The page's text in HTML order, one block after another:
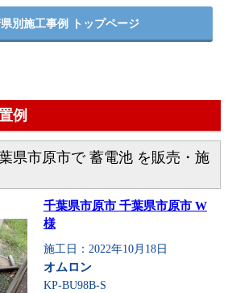
別施工事例 トップページ
例
県市原市で 蓄電池 を販売・施
千葉県市原市 千葉県市原市 W
様
施工日：2022年10月18日
オムロン
KP-BU98B-S